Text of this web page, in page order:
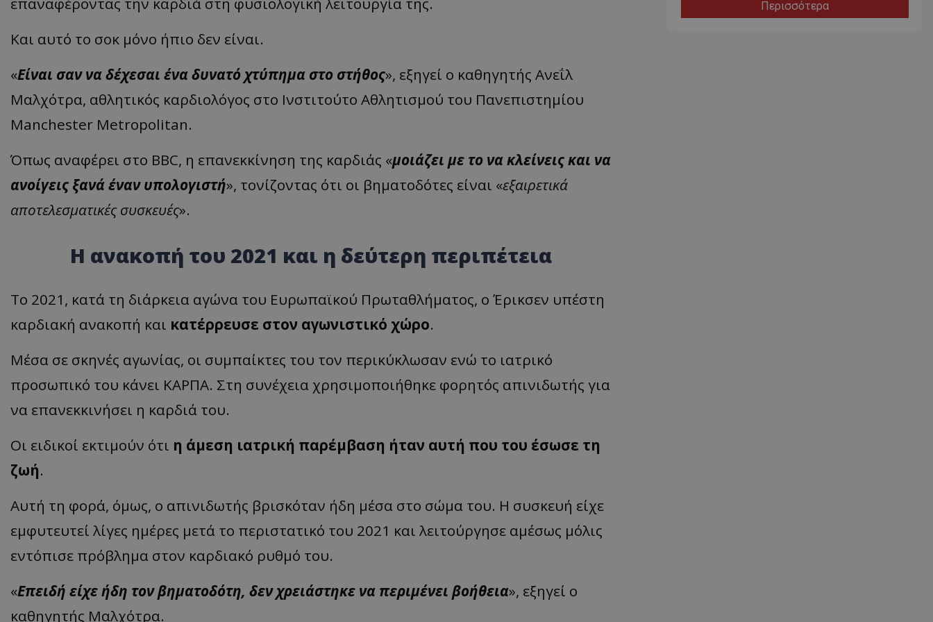
Και αυτό το σοκ μόνο ήπιο δεν είναι.
«Είναι σαν να δέχεσαι ένα δυνατό χτύπημα στο στήθος», εξηγεί ο καθηγητής Ανεΐλ
Μαλχότρα, αθλητικός καρδιολόγος στο Ινστιτούτο Αθλητισμού του Πανεπιστημίου
Manchester Metropolitan.
Όπως αναφέρει στο BBC, η επανεκκίνηση της καρδιάς «μοιάζει με το να κλείνεις και να
ανοίγεις ξανά έναν υπολογιστή», τονίζοντας ότι οι βηματοδότες είναι «εξαιρετικά
αποτελεσματικές συσκευές».
Η ανακοπή του 2021 και η δεύτερη περιπέτεια
Το 2021, κατά τη διάρκεια αγώνα του Ευρωπαϊκού Πρωταθλήματος, ο Έρικσεν υπέστη
καρδιακή ανακοπή και κατέρρευσε στον αγωνιστικό χώρο.
Μέσα σε σκηνές αγωνίας, οι συμπαίκτες του τον περικύκλωσαν ενώ το ιατρικό
προσωπικό του κάνει ΚΑΡΠΑ. Στη συνέχεια χρησιμοποιήθηκε φορητός απινιδωτής για
να επανεκκινήσει η καρδιά του.
Οι ειδικοί εκτιμούν ότι η άμεση ιατρική παρέμβαση ήταν αυτή που του έσωσε τη
ζωή.
Αυτή τη φορά, όμως, ο απινιδωτής βρισκόταν ήδη μέσα στο σώμα του. Η συσκευή είχε
εμφυτευτεί λίγες ημέρες μετά το περιστατικό του 2021 και λειτούργησε αμέσως μόλις
εντόπισε πρόβλημα στον καρδιακό ρυθμό του.
«Επειδή είχε ήδη τον βηματοδότη, δεν χρειάστηκε να περιμένει βοήθεια», εξηγεί ο
καθηγητής Μαλχότρα.
Περισσότερα